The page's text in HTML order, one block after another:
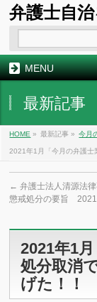
弁護士自
MENU
最新記事
HOME » 最新記事 » 今月
2021年1月「今月の弁護士
← 弁護士法人清源法律
懲戒処分の要旨
2021年1
処分取消
げた！！